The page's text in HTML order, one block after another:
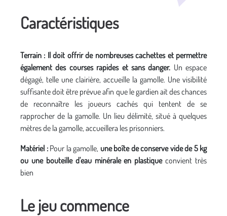
Caractéristiques
Terrain : Il doit offrir de nombreuses cachettes et permettre
également des courses rapides et sans danger. Un espace
dégagé, telle une clairière, accueille la gamolle. Une visibilité
suffisante doit être prévue afin que le gardien ait des chances
de reconnaître les joueurs cachés qui tentent de se
rapprocher de la gamolle. Un lieu délimité, situé à quelques
mètres de la gamolle, accueillera les prisonniers.
Matériel : Pour la gamolle, une boîte de conserve vide de 5 kg
ou une bouteille d'eau minérale en plastiqueconvient très
bien
Le jeu commence